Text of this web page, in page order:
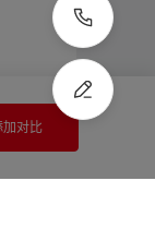
加对比